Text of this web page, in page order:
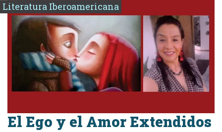
Literatura Iberoamericana
El Ego y el Amor Extendidos